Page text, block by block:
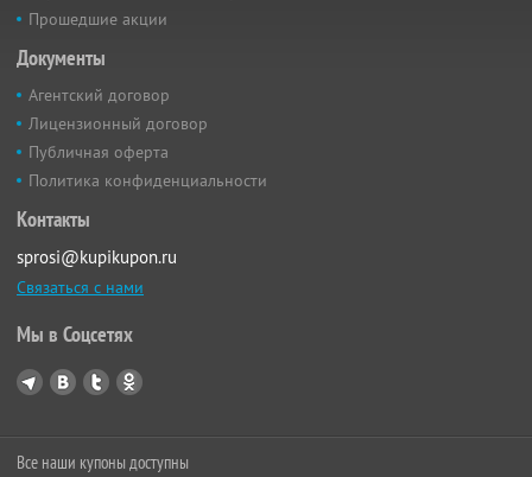
Прошедшие акции
Документы
Агентский договор
Лицензионный договор
Публичная оферта
Политика конфиденциальности
Контакты
sprosi@kupikupon.ru
Связаться с нами
Мы в Соцсетях
Все наши купоны доступны